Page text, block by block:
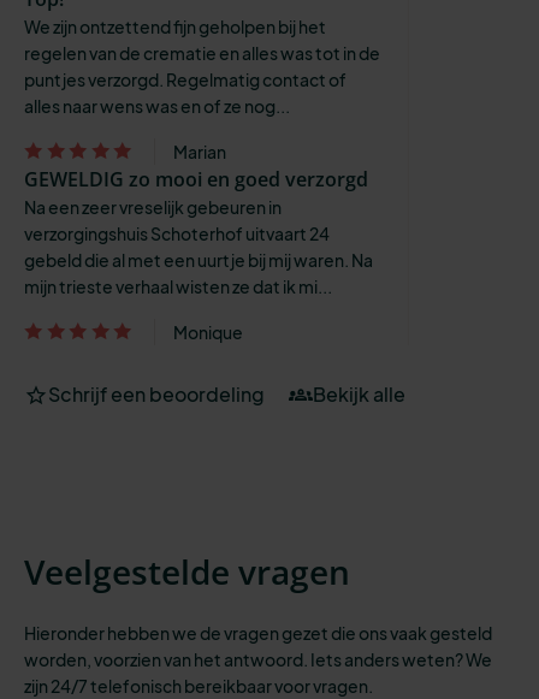
We zijn ontzettend fijn geholpen bij het
regelen van de crematie en alles was tot in de
puntjes verzorgd. Regelmatig contact of
alles naar wens was en of ze nog...
Marian
GEWELDIG zo mooi en goed verzorgd
Na een zeer vreselijk gebeuren in
verzorgingshuis Schoterhof uitvaart 24
gebeld die al met een uurtje bij mij waren. Na
mijn trieste verhaal wisten ze dat ik mi...
Monique
Schrijf een beoordeling Bekijk alle
Veelgestelde vragen
Hieronder hebben we de vragen gezet die ons vaak gesteld
worden, voorzienvan het antwoord. Iets anders weten? We
zijn 24/7 telefonisch bereikbaar voor vragen.